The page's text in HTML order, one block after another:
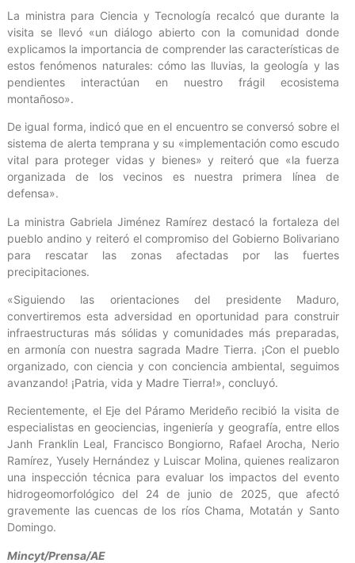
La ministra para Ciencia y Tecnología recalcó que durante la
visita se llevó «un diálogo abierto con la comunidad donde
explicamos la importancia de comprender las características de
estos fenómenos naturales: cómo las lluvias, la geología y las
pendientes interactúan en nuestro frágil ecosistema
montañoso».
De igual forma, indicó que en el encuentro se conversó sobre el
sistema de alerta temprana y su «implementación como escudo
vital para proteger vidas y bienes» y reiteró que «la fuerza
organizada de los vecinos es nuestra primera línea de
defensa».
La ministra Gabriela Jiménez Ramírez destacó la fortaleza del
pueblo andino y reiteró el compromiso del Gobierno Bolivariano
para rescatar las zonas afectadas por las fuertes
precipitaciones.
«Siguiendo las orientaciones del presidente Maduro,
convertiremos esta adversidad en oportunidad para construir
infraestructuras más sólidas y comunidades más preparadas,
en armonía con nuestra sagrada Madre Tierra. ¡Con el pueblo
organizado, con ciencia y con conciencia ambiental, seguimos
avanzando! ¡Patria, vida y Madre Tierra!», concluyó.
Recientemente, el Eje del Páramo Merideño recibió la visita de
especialistas en geociencias, ingeniería y geografía, entre ellos
Janh Franklin Leal, Francisco Bongiorno, Rafael Arocha, Nerio
Ramírez, Yusely Hernández y Luiscar Molina, quienes realizaron
una inspección técnica para evaluar los impactos del evento
hidrogeomorfológico del 24 de junio de 2025, que afectó
gravemente las cuencas de los ríos Chama, Motatán y Santo
Domingo.
Mincyt/Prensa/AE